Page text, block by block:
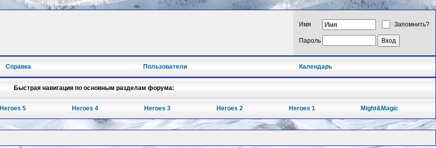
Имя Запомнить?
Пароль
Справка Пользователи Календарь
Быстрая навигация по основным разделам форума:
Heroes 5 Heroes 4 Heroes 3 Heroes 2 Heroes 1 Might&Magic